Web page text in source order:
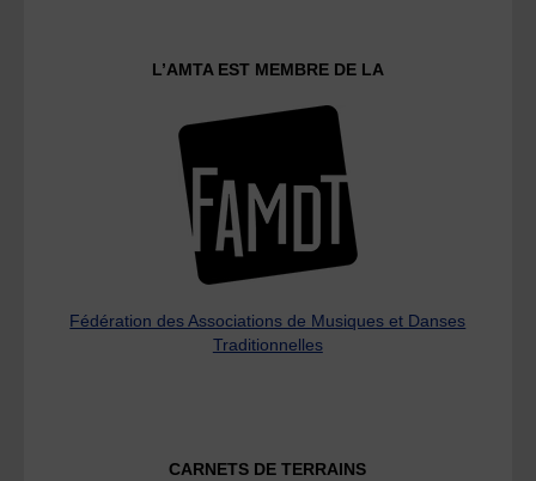
L’AMTA EST MEMBRE DE LA
Fédération des Associations de Musiques et Danses
Traditionnelles
CARNETS DE TERRAINS